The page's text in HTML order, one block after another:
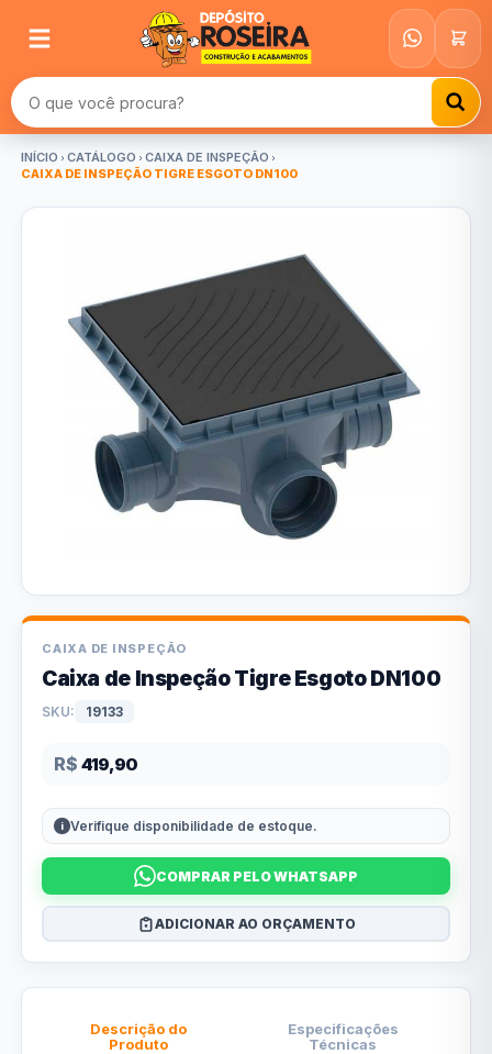
Buscar produtos
INÍCIO CATÁLOGO
CAIXA DE INSPEÇÃO
CAIXA DE INSPEÇÃO TIGRE ESGOTO DN100
CAIXA DE INSPEÇÃO
Caixa de Inspeção Tigre Esgoto DN100
SKU: 19133
R$ 419,90
Verifique disponibilidade de estoque.
COMPRAR PELO WHATSAPP
ADICIONAR AO ORÇAMENTO
Descrição do
Produto
Especificações
Técnicas